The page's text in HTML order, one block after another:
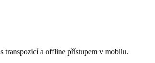
s transpozicí a offline přístupem v mobilu.